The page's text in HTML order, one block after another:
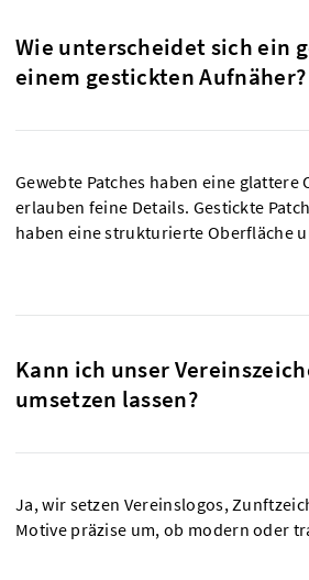
Wie unterscheidet sich ein
einem gestickten Aufnäher?
Gewebte Patches haben eine glattere
erlauben feine Details. Gestickte
haben eine strukturierte Oberfläche
Kann ich unser
umsetzen lassen?
Ja, wir setzen Vereinslogos,
Motive präzise um, ob modern oder